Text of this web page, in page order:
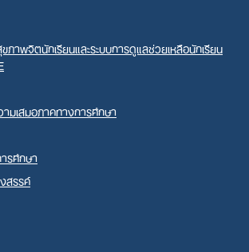
ภาพจิตนักเรียนและระบบการดูแลช่วยเหลือนักเรียน
มเสมอภาคทางการศึกษา
รศึกษา
สรรค์